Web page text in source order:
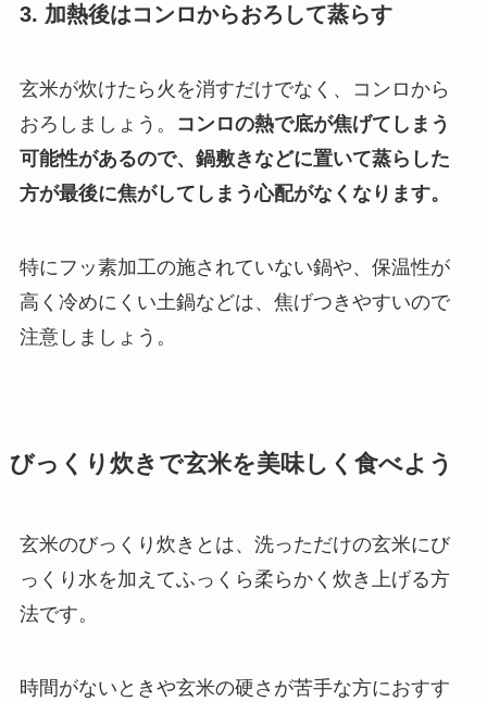
3. 加熱後はコンロからおろして蒸らす
玄米が炊けたら火を消すだけでなく、コンロから
おろしましょう。
コンロの熱で底が焦げてしまう
可能性があるので、鍋敷きなどに置いて蒸らした
方が最後に焦がしてしまう心配がなくなります。
特にフッ素加工の施されていない鍋や、保温性が
高く冷めにくい土鍋などは、焦げつきやすいので
注意しましょう。
びっくり炊きで玄米を美味しく食べよう
玄米のびっくり炊きとは、洗っただけの玄米にび
っくり水を加えてふっくら柔らかく炊き上げる方
法です。
時間がないときや玄米の硬さが苦手な方におすす